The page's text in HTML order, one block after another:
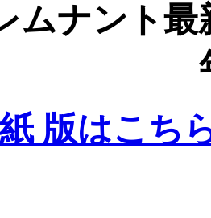
ムナント最
紙 版はこち